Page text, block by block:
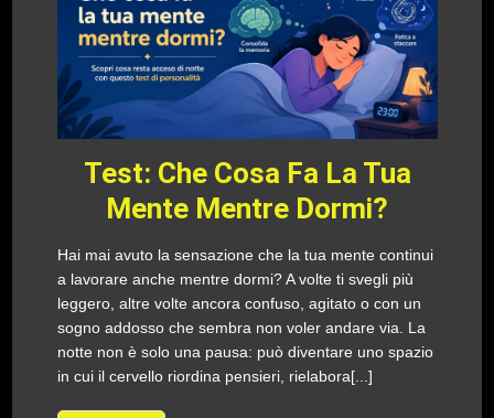
Test: Che Cosa Fa La Tua
Mente Mentre Dormi?
Hai mai avuto la sensazione che la tua mente continui
a lavorare anche mentre dormi? A volte ti svegli più
leggero, altre volte ancora confuso, agitato o con un
sogno addosso che sembra non voler andare via. La
notte non è solo una pausa: può diventare uno spazio
in cui il cervello riordina pensieri, rielabora[...]